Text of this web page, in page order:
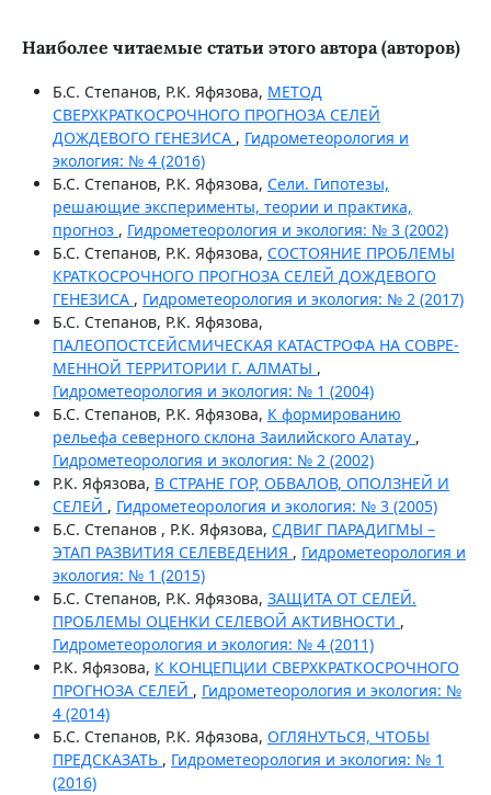
Наиболее читаемые статьи этого автора (авторов)
Б.С. Степанов, Р.К. Яфязова, МЕТОД
СВЕРХКРАТКОСРОЧНОГО ПРОГНОЗА СЕЛЕЙ
ДОЖДЕВОГО ГЕНЕЗИСА , Гидрометеорология и
экология: № 4 (2016)
Б.С. Степанов, Р.К. Яфязова, Сели. Гипотезы,
решающие эксперименты, теории и практика,
прогноз , Гидрометеорология и экология: № 3 (2002)
Б.С. Степанов, Р.К. Яфязова, СОСТОЯНИЕ ПРОБЛЕМЫ
КРАТКОСРОЧНОГО ПРОГНОЗА СЕЛЕЙ ДОЖДЕВОГО
ГЕНЕЗИСА , Гидрометеорология и экология: № 2 (2017)
Б.С. Степанов, Р.К. Яфязова,
ПАЛЕОПОСТСЕЙСМИЧЕСКАЯ КАТАСТРОФА НА СОВРЕ-
МЕННОЙ ТЕРРИТОРИИ Г. АЛМАТЫ ,
Гидрометеорология и экология: № 1 (2004)
Б.С. Степанов, Р.К. Яфязова, К формированию
рельефа северного склона Заилийского Алатау ,
Гидрометеорология и экология: № 2 (2002)
Р.К. Яфязова, В СТРАНЕ ГОР, ОБВАЛОВ, ОПОЛЗНЕЙ И
СЕЛЕЙ , Гидрометеорология и экология: № 3 (2005)
Б.С. Степанов , Р.К. Яфязова, СДВИГ ПАРАДИГМЫ –
ЭТАП РАЗВИТИЯ СЕЛЕВЕДЕНИЯ , Гидрометеорология и
экология: № 1 (2015)
Б.С. Степанов, Р.К. Яфязова, ЗАЩИТА ОТ СЕЛЕЙ.
ПРОБЛЕМЫ ОЦЕНКИ СЕЛЕВОЙ АКТИВНОСТИ ,
Гидрометеорология и экология: № 4 (2011)
Р.К. Яфязова, К КОНЦЕПЦИИ СВЕРХКРАТКОСРОЧНОГО
ПРОГНОЗА СЕЛЕЙ , Гидрометеорология и экология: №
4 (2014)
Б.С. Степанов, Р.К. Яфязова, ОГЛЯНУТЬСЯ, ЧТОБЫ
ПРЕДСКАЗАТЬ , Гидрометеорология и экология: № 1
(2016)